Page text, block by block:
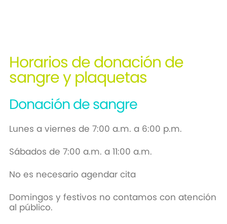
Horarios de donación de
sangre y plaquetas
Donación de sangre
Lunes a viernes de 7:00 a.m. a 6:00 p.m.
Sábados de 7:00 a.m. a 11:00 a.m.
No es necesario agendar cita
Domingos y festivos no contamos con atención
al público.